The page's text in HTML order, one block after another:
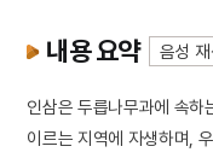
내용 요약 음성 재
인삼은 두릅나무과에 속
이르는 지역에 자생하며,